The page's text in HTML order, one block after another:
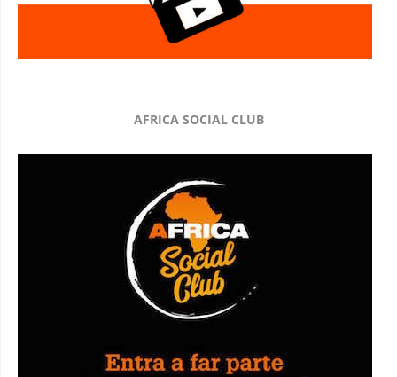
AFRICA SOCIAL CLUB